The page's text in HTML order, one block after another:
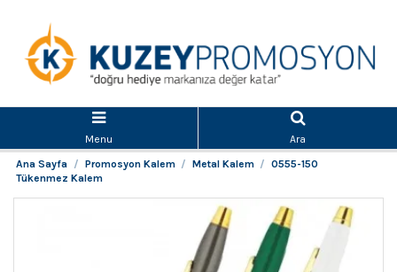
Menu
Ara
Ana Sayfa
Promosyon Kalem Metal Kalem
0555-150
Tükenmez Kalem